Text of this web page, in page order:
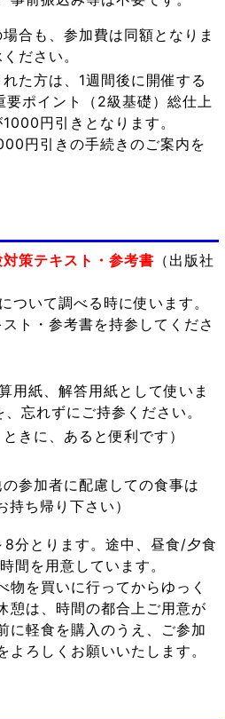
合も、参加費は同額となりま
ださい。
た方は、1週間後に開催する
要ポイント（2級基礎）総仕上
円引きとなります。
円引きの手続きのご案内を
対策テキスト・参考書 （出版社
ついて調べる時に使います。
ト・参考書を持参してくださ
用紙、解答用紙として使いま
、忘れずにご持参ください。
きに、あると便利です）
参加者に配慮しての食事は
ち帰り下さい）
分とります。途中、昼食/夕食
間を用意しています。
物を買いに行ってからゆっく
憩は、時間の都合上ご用意が
に軽食を購入のうえ、ご参加
ろしくお願いいたします。